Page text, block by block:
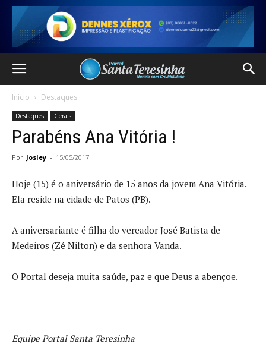
Início Destaques
Destaques Gerais
Parabéns Ana Vitória !
Por Josley - 15/05/2017
Hoje (15) é o aniversário de 15 anos da jovem Ana Vitória.
Ela reside na cidade de Patos (PB).
A aniversariante é filha do vereador José Batista de
Medeiros (Zé Nilton) e da senhora Vanda.
O Portal deseja muita saúde, paz e que Deus a abençoe.
Equipe Portal Santa Teresinha